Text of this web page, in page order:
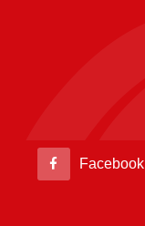
Facebook